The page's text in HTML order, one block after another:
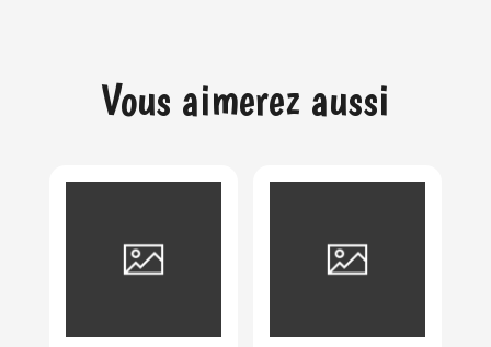
Vous aimerez aussi